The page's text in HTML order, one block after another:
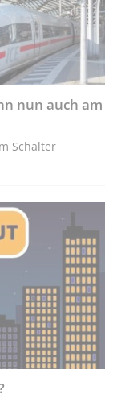
nun auch am
Schalter